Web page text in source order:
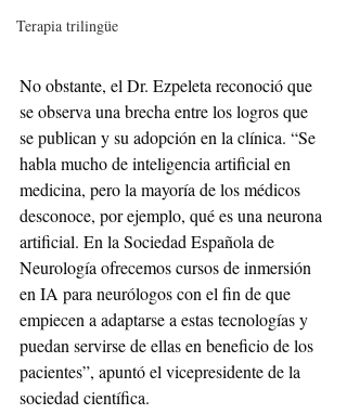
Terapia trilingüe
No obstante, el Dr. Ezpeleta reconoció que
se observa una brecha entre los logros que
se publican y su adopción en la clínica. “Se
habla mucho de inteligencia artificial en
medicina, pero la mayoría de los médicos
desconoce, por ejemplo, qué es una neurona
artificial. En la Sociedad Española de
Neurología ofrecemos cursos de inmersión
en IA para neurólogos con el fin de que
empiecen a adaptarse a estas tecnologías y
puedan servirse de ellas en beneficio de los
pacientes”, apuntó el vicepresidente de la
sociedad científica.